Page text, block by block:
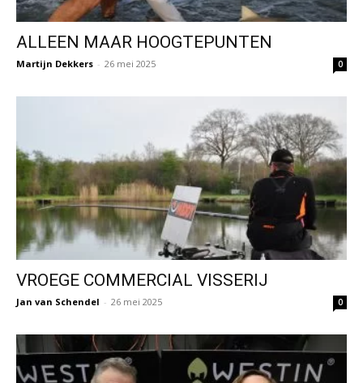
ALLEEN MAAR HOOGTEPUNTEN
Martijn Dekkers - 26 mei 2025 0
VROEGE COMMERCIAL VISSERIJ
Jan van Schendel - 26 mei 2025 0